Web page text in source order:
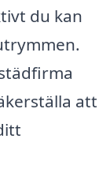
du kan
att